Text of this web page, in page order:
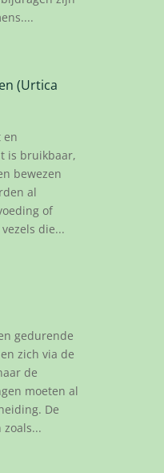
(Urtica
en
is bruikbaar,
bewezen
al
of
die...
gedurende
zich via de
de
moeten al
De